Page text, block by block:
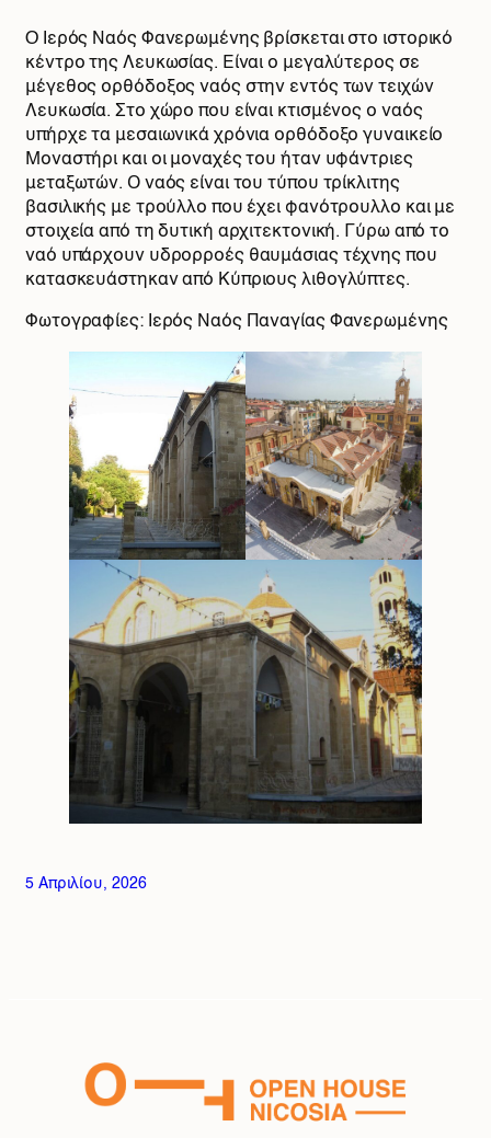
O Ιερός Ναός Φανερωμένης βρίσκεται στο ιστορικό
κέντρο της Λευκωσίας. Είναι ο μεγαλύτερος σε
μέγεθος ορθόδοξος ναός στην εντός των τειχών
Λευκωσία. Στο χώρο που είναι κτισμένος ο ναός
υπήρχε τα μεσαιωνικά χρόνια ορθόδοξο γυναικείο
Μοναστήρι και οι μοναχές του ήταν υφάντριες
μεταξωτών. Ο ναός είναι του τύπου τρίκλιτης
βασιλικής με τρούλλο που έχει φανότρουλλο και με
στοιχεία από τη δυτική αρχιτεκτονική. Γύρω από το
ναό υπάρχουν υδρορροές θαυμάσιας τέχνης που
κατασκευάστηκαν από Κύπριους λιθογλύπτες.
Φωτογραφίες: Ιερός Ναός Παναγίας Φανερωμένης
5 Απριλίου, 2026